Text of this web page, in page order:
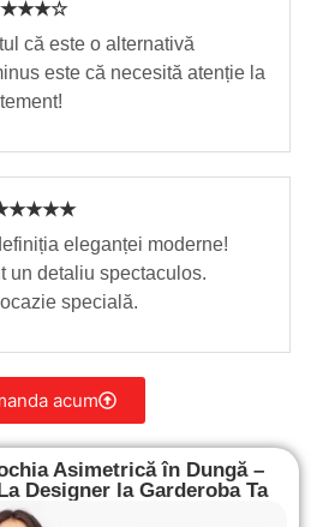
că este o alternativă
este că necesită atenție la
★★★★★
eleganței moderne!
un detaliu spectaculos.
specială.
acum
Asimetrică în Dungă –
Designer la Garderoba Ta